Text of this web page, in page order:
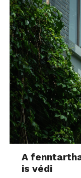
A
is védi